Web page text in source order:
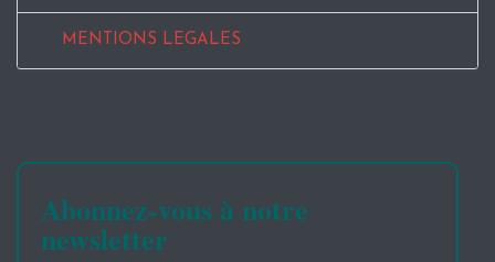
MENTIONS LEGALES
Abonnez-vous à notre
newsletter